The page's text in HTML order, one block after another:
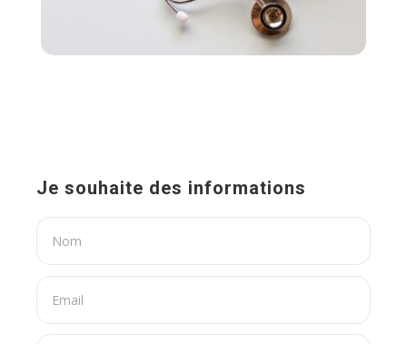
Je souhaite des informations